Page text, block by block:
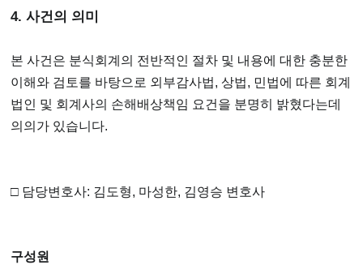
4. 사건의 의미
본 사건은 분식회계의 전반적인 절차 및 내용에 대한 충분한
이해와 검토를 바탕으로 외부감사법, 상법, 민법에 따른 회계
법인 및 회계사의 손해배상책임 요건을 분명히 밝혔다는데
의의가 있습니다.
□ 담당변호사: 김도형, 마성한, 김영승 변호사
구성원